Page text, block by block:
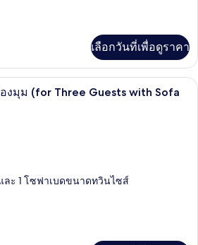
เลือกวันที่เพื่อดูราคา
เครื่องนอนระดับพรีเมียม, มินิบาร์ฟรี,
งมุม (for Three Guests with Sofa
ละ 1 โซฟาเบดขนาดทวินไซส์